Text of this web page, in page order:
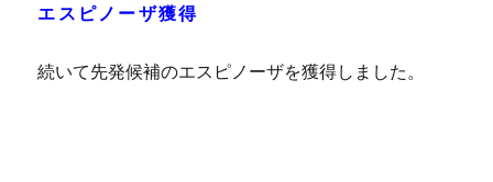
エスピノーザ獲得
続いて先発候補のエスピノーザを獲得しました。